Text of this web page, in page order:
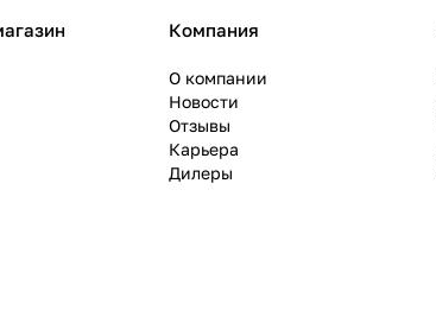
Компания
О компании
Новости
Отзывы
Карьера
Дилеры